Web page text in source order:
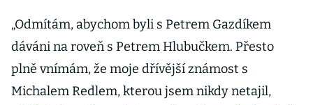
„Odmítám, abychom byli s Petrem Gazdíkem
dáváni na roveň s Petrem Hlubučkem. Přesto
plně vnímám, že moje dřívější známost s
Michalem Redlem, kterou jsem nikdy netajil,